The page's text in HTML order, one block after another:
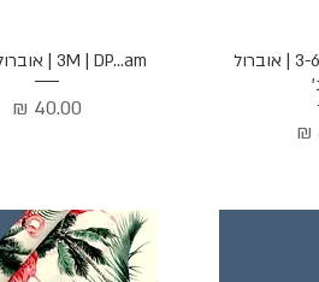
3-6M | Barbapapi | אוברול
תצוגה מהירה3M | DP...am | אוברול מוסלין
מחיר